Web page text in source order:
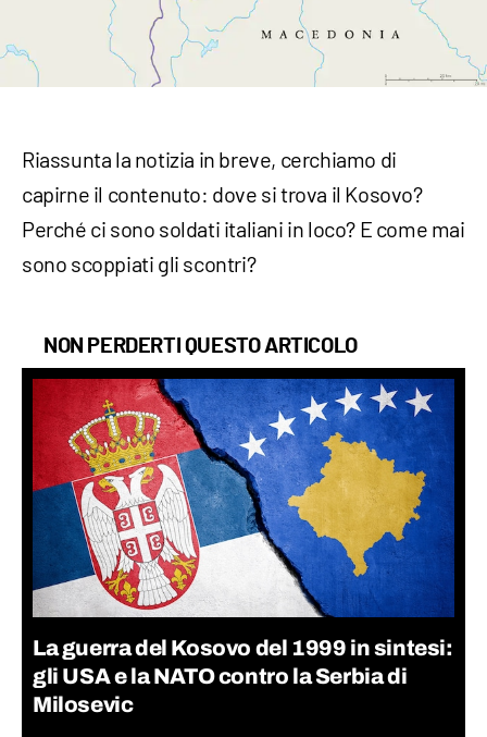
Riassunta la notizia in breve, cerchiamo di
capirne il contenuto: dove si trova il Kosovo?
Perché ci sono soldati italiani in loco? E come mai
sono scoppiati gli scontri?
NON PERDERTI QUESTO ARTICOLO
La guerra del Kosovo del 1999 in sintesi:
gli USA e la NATO contro la Serbia di
Milosevic